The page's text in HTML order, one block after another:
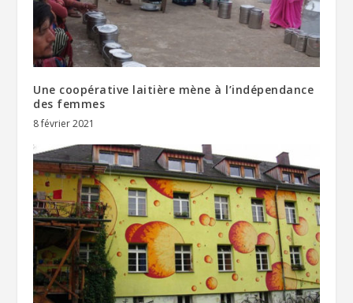
Une coopérative laitière mène à l’indépendance
des femmes
8 février 2021